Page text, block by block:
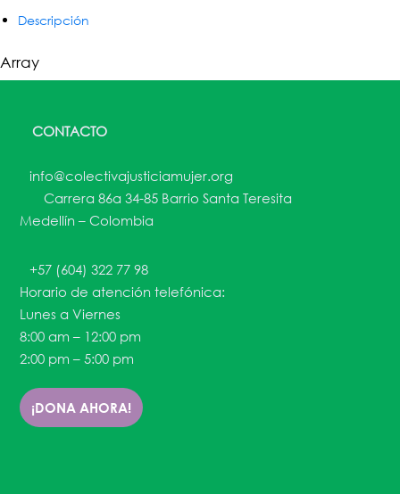
Descripción
Array
CONTACTO
info@colectivajusticiamujer.org
Carrera 86a 34-85 Barrio Santa Teresita
Medellín – Colombia
+57 (604) 322 77 98
Horario de atención telefónica:
Lunes a Viernes
8:00 am – 12:00 pm
2:00 pm – 5:00 pm
¡DONA AHORA!